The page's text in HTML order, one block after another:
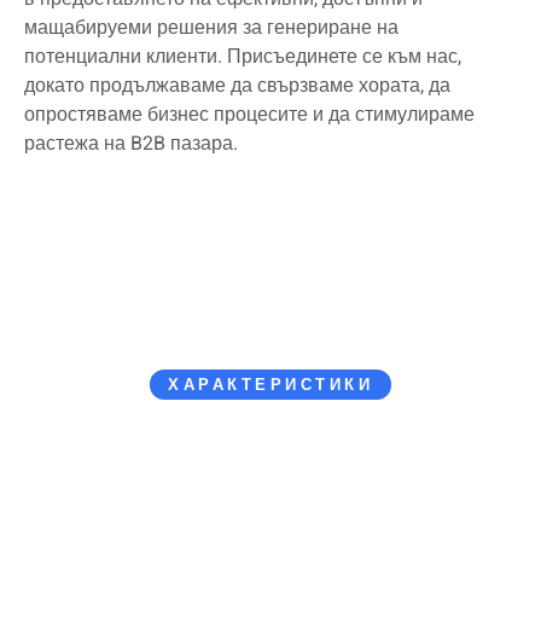
мащабируеми решения за генериране на
потенциални клиенти. Присъединете се към нас,
докато продължаваме да свързваме хората, да
опростяваме бизнес процесите и да стимулираме
растежа на B2B пазара.
ХАРАКТЕРИСТИКИ